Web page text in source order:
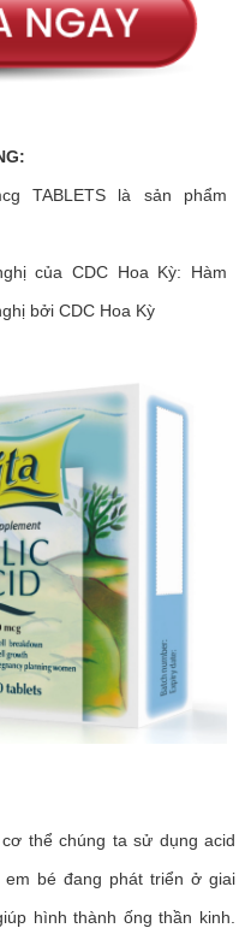
TABLETS là sản phẩm
của CDC Hoa Kỳ: Hàm
bởi CDC Hoa Kỳ
thể chúng ta sử dụng acid
bé đang phát triển ở giai
hình thành ống thần kinh.